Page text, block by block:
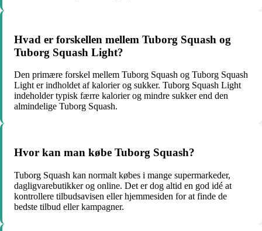
Hvad er forskellen mellem Tuborg Squash og
Tuborg Squash Light?
Den primære forskel mellem Tuborg Squash og Tuborg Squash
Light er indholdet af kalorier og sukker. Tuborg Squash Light
indeholder typisk færre kalorier og mindre sukker end den
almindelige Tuborg Squash.
Hvor kan man købe Tuborg Squash?
Tuborg Squash kan normalt købes i mange supermarkeder,
dagligvarebutikker og online. Det er dog altid en god idé at
kontrollere tilbudsavisen eller hjemmesiden for at finde de
bedste tilbud eller kampagner.